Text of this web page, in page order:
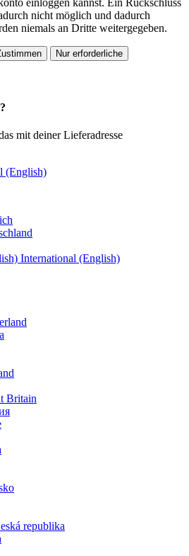
nicht möglich und dadurch
niemals an Dritte weitergegeben.
Nur erforderliche
mit deiner Lieferadresse
(English)
International (English)
Britain
republika